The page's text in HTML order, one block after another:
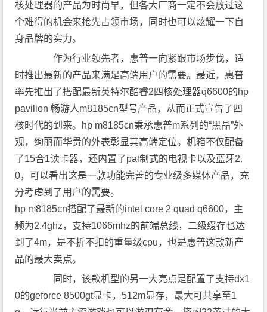
核处理器的产品为时尚早，但各大厂商一定不会放过这
个难得的机会来抢先占领市场，同时也可以炫耀一下自
身品牌的实力。
作为行业领先者，惠普一向紧跟市场步伐，适
时推出最新的产品来满足高端用户的需要。最近，惠普
率先推出了搭配最新英特尔酷睿2四核处理器q6600的hp
pavilion 畅游人m8185cn型号产品，从而正式宣告了四
核时代的到来。hp m8185cn秉承惠普m系列的“黑晶”外
观，绚丽而华贵的外表彰显其高端定位。机箱不仅配备
了15合1读卡器，还内置了pal制式的电视卡以及蓝牙2.
0，可以看出这是一款功能完善的专业级多媒体产品，充
分考虑到了用户的需要。
hp m8185cn搭配了最新的intel core 2 quad q6600，主
频为2.4ghz，支持1066mhz的前端总线，二级缓存也达
到了4m，是不折不扣的重量级cpu，也是惠普这款新产
品的最大卖点。
同时，该款机型的另一大亮点是配置了支持dx1
0的geforce 8500gt显卡，512m显存，最大可共享至1